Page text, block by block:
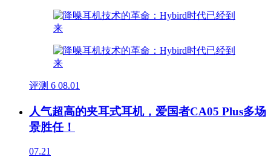
评测 6 08.01
人气超高的夹耳式耳机，爱国者CA05 Plus多场
景胜任！
07.21